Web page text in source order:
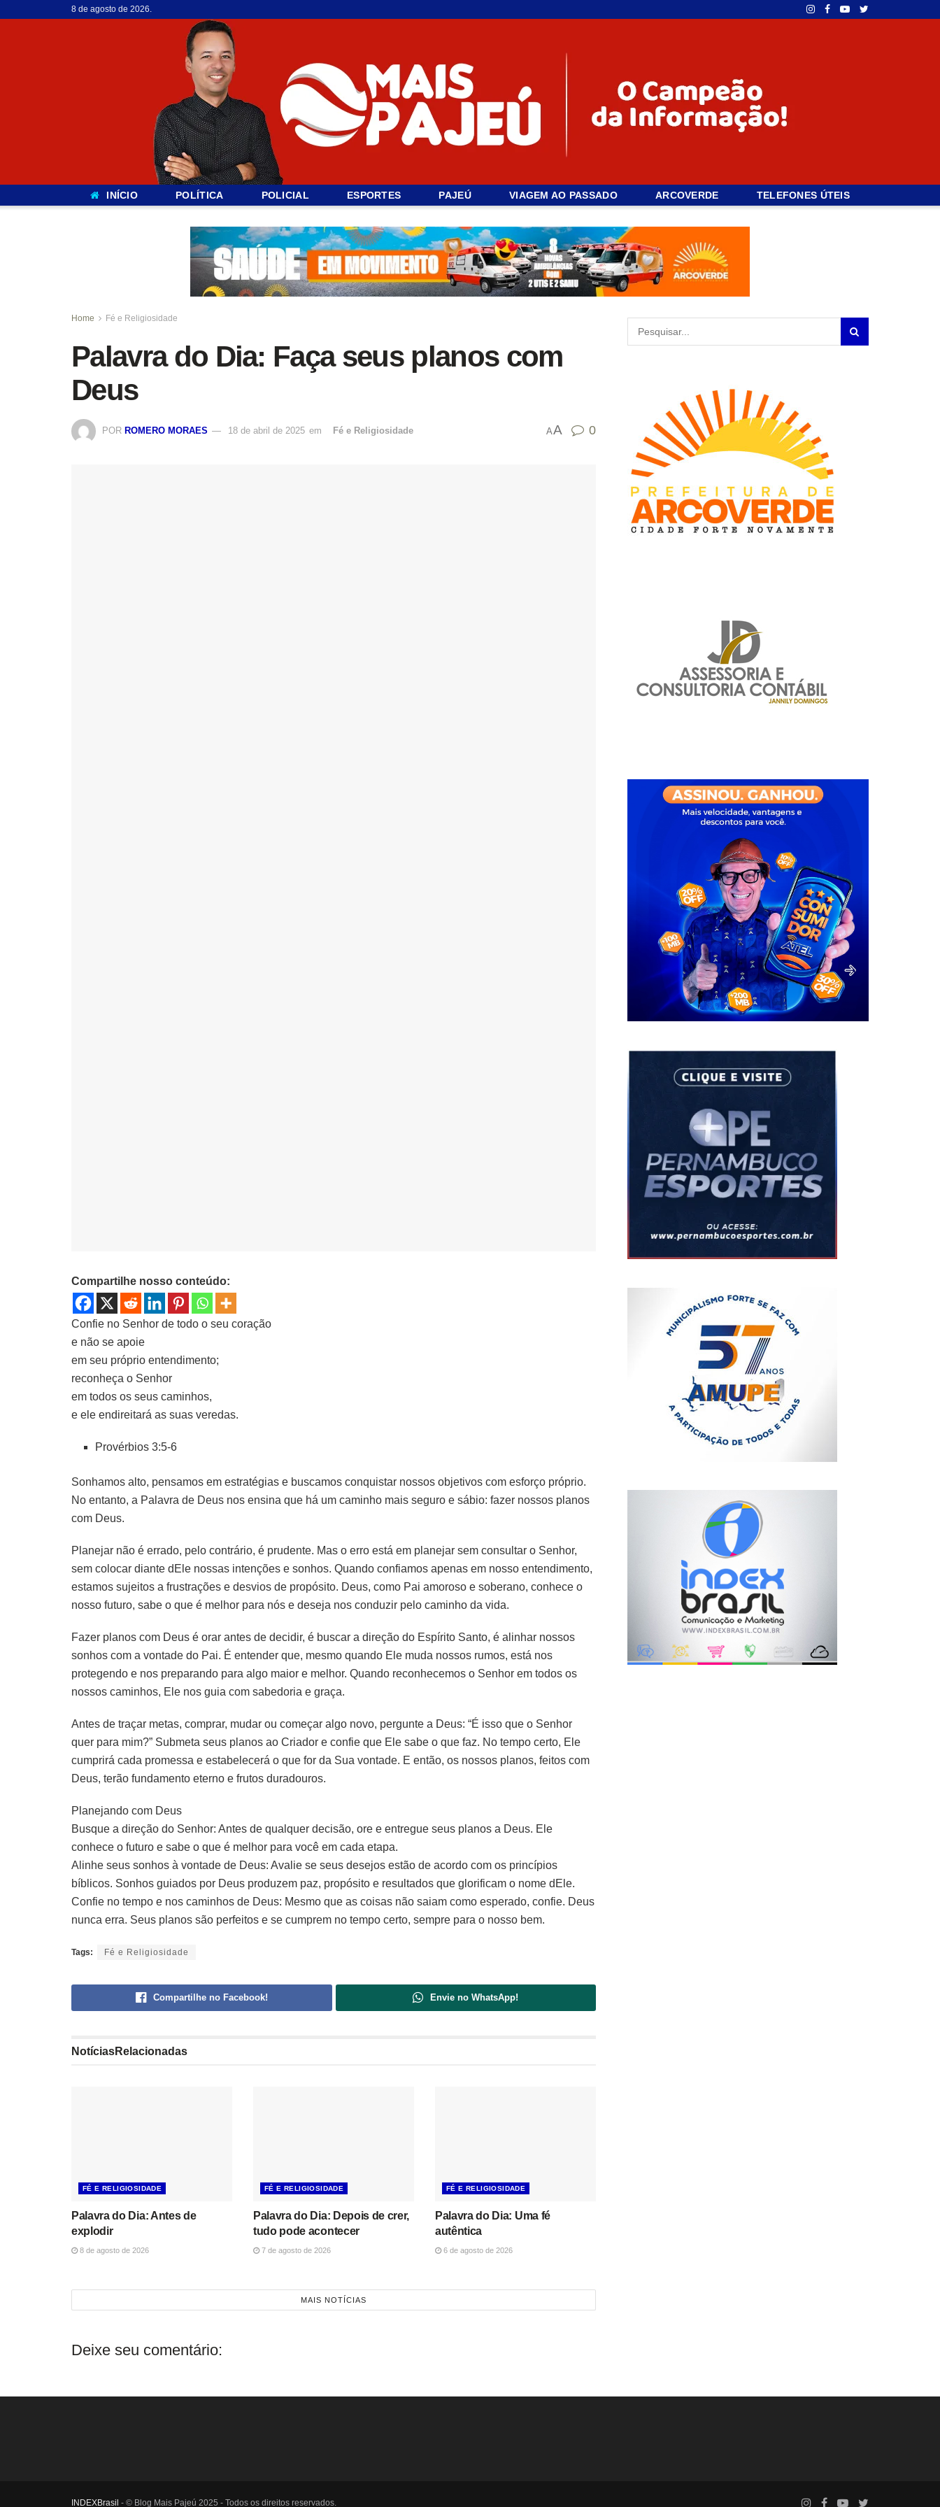
8 de agosto de 2026.
INÍCIO POLÍTICA POLICIAL ESPORTES PAJEÚ VIAGEM AO PASSADO ARCOVERDE TELEFONES ÚTEIS
Home Fé e Religiosidade
Palavra do Dia: Faça seus planos com
Deus
POR ROMERO MORAES 18 de abril de 2025 emﾠ Fé e Religiosidade AA 0
Compartilhe nosso conteúdo:
Confie no Senhor de todo o seu coração
e não se apoie
em seu próprio entendimento;
reconheça o Senhor
em todos os seus caminhos,
e ele endireitará as suas veredas.
Provérbios 3:5-6
Sonhamos alto, pensamos em estratégias e buscamos conquistar nossos objetivos com esforço próprio.
No entanto, a Palavra de Deus nos ensina que há um caminho mais seguro e sábio: fazer nossos planos
com Deus.
Planejar não é errado, pelo contrário, é prudente. Mas o erro está em planejar sem consultar o Senhor,
sem colocar diante dEle nossas intenções e sonhos. Quando confiamos apenas em nosso entendimento,
estamos sujeitos a frustrações e desvios de propósito. Deus, como Pai amoroso e soberano, conhece o
nosso futuro, sabe o que é melhor para nós e deseja nos conduzir pelo caminho da vida.
Fazer planos com Deus é orar antes de decidir, é buscar a direção do Espírito Santo, é alinhar nossos
sonhos com a vontade do Pai. É entender que, mesmo quando Ele muda nossos rumos, está nos
protegendo e nos preparando para algo maior e melhor. Quando reconhecemos o Senhor em todos os
nossos caminhos, Ele nos guia com sabedoria e graça.
Antes de traçar metas, comprar, mudar ou começar algo novo, pergunte a Deus: “É isso que o Senhor
quer para mim?” Submeta seus planos ao Criador e confie que Ele sabe o que faz. No tempo certo, Ele
cumprirá cada promessa e estabelecerá o que for da Sua vontade. E então, os nossos planos, feitos com
Deus, terão fundamento eterno e frutos duradouros.
Planejando com Deus
Busque a direção do Senhor: Antes de qualquer decisão, ore e entregue seus planos a Deus. Ele
conhece o futuro e sabe o que é melhor para você em cada etapa.
Alinhe seus sonhos à vontade de Deus: Avalie se seus desejos estão de acordo com os princípios
bíblicos. Sonhos guiados por Deus produzem paz, propósito e resultados que glorificam o nome dEle.
Confie no tempo e nos caminhos de Deus: Mesmo que as coisas não saiam como esperado, confie. Deus
nunca erra. Seus planos são perfeitos e se cumprem no tempo certo, sempre para o nosso bem.
Tags: Fé e Religiosidade
Compartilhe no Facebook! Envie no WhatsApp!
NotíciasRelacionadas
FÉ E RELIGIOSIDADE
Palavra do Dia: Antes de
explodir
8 de agosto de 2026
FÉ E RELIGIOSIDADE
Palavra do Dia: Depois de crer,
tudo pode acontecer
7 de agosto de 2026
FÉ E RELIGIOSIDADE
Palavra do Dia: Uma fé
autêntica
6 de agosto de 2026
MAIS NOTÍCIAS
Deixe seu comentário:
INDEXBrasil - © Blog Mais Pajeú 2025 - Todos os direitos reservados.